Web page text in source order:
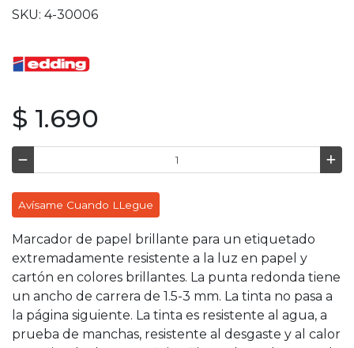
SKU: 4-30006
$ 1.690
Avísame Cuando LLegue
Marcador de papel brillante para un etiquetado
extremadamente resistente a la luz en papel y
cartón en colores brillantes. La punta redonda tiene
un ancho de carrera de 1.5-3 mm. La tinta no pasa a
la página siguiente. La tinta es resistente al agua, a
prueba de manchas, resistente al desgaste y al calor